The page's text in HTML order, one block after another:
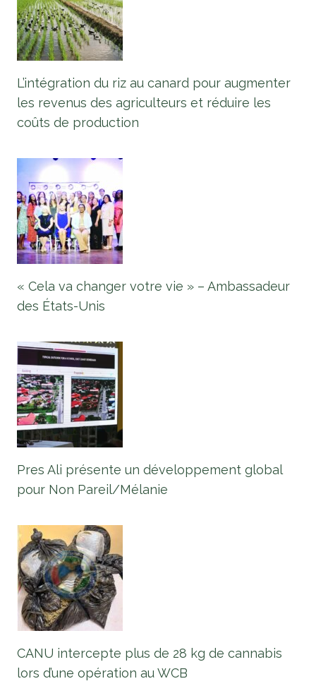
L’intégration du riz au canard pour augmenter
les revenus des agriculteurs et réduire les
coûts de production
« Cela va changer votre vie » – Ambassadeur
des États-Unis
Pres Ali présente un développement global
pour Non Pareil/Mélanie
CANU intercepte plus de 28 kg de cannabis
lors d’une opération au WCB